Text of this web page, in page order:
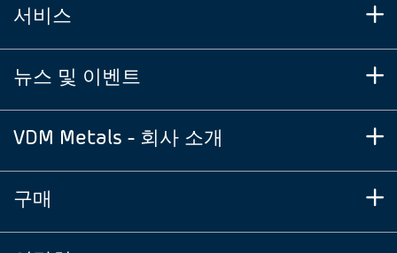
서비스
뉴스 및 이벤트
VDM Metals - 회사 소개
구매